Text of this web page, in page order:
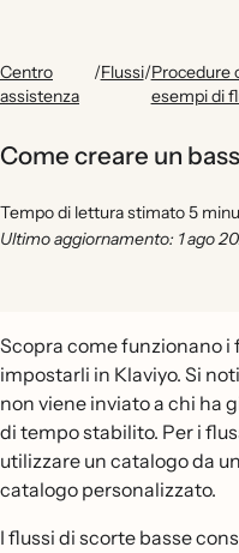
Centro
assistenza
/Flussi/Procedure
esempi di
Come creare un
Tempo di lettura stimato 5
Ultimo aggiornamento: 1 ago
Scopra come funzionano i
impostarli in Klaviyo. Si
non viene inviato a chi ha
di tempo stabilito. Per i
utilizzare un catalogo da
catalogo personalizzato.
I flussi di scorte basse